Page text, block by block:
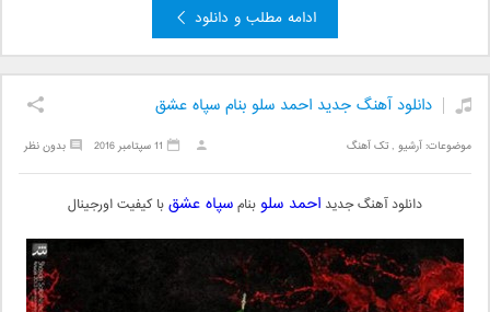
ادامه مطلب و دانلود
دانلود آهنگ جدید احمد سلو بنام سپاه عشق
موضوعات:آرشیو ,تک آهنگ بدون نظر 11 سپتامبر 2016
دانلود آهنگ جدید احمد سلوبنامسپاه عشقبا کیفیت اورجینال